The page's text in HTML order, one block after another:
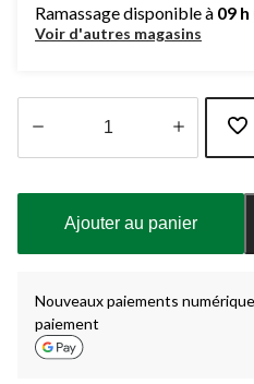
Ramassage disponible à 09
Voir d'autres magasins
à
Ajouter au panier
Nouveaux paiements
paiement